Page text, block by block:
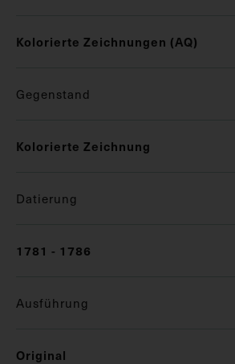
Kolorierte Zeichnungen (AQ)
Gegenstand
Kolorierte Zeichnung
Datierung
1781 - 1786
Ausführung
Original